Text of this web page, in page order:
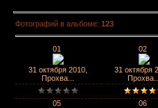
Фотографий в альбоме: 123
01
31 октября 2010,
Прохва...
02
31 октября
05 06